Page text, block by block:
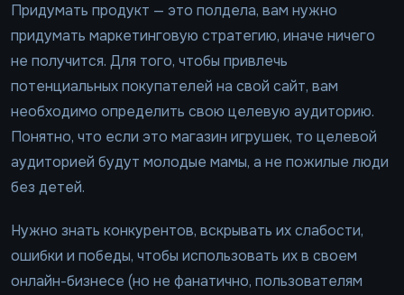
Придумать продукт — это полдела, вам нужно
придумать маркетинговую стратегию, иначе ничего
не получится. Для того, чтобы привлечь
потенциальных покупателей на свой сайт, вам
необходимо определить свою целевую аудиторию.
Понятно, что если это магазин игрушек, то целевой
аудиторией будут молодые мамы, а не пожилые люди
без детей.
Нужно знать конкурентов, вскрывать их слабости,
ошибки и победы, чтобы использовать их в своем
онлайн-бизнесе (но не фанатично, пользователям